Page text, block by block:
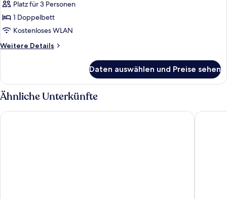
für
Superior-
Doppelzimmer
anzeigen
Platz für 3 Personen
1 Doppelbett
Kostenloses WLAN
Weitere Details
Weitere
Doppelzimmer
Daten auswählen und Preise sehen
Ähnliche Unterkünfte
Hotel Schweriner by ANS Europa